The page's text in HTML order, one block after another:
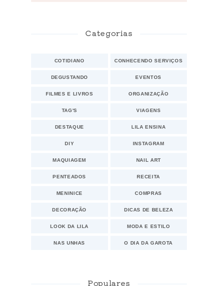
Categorias
COTIDIANO CONHECENDO SERVIÇOS
DEGUSTANDO EVENTOS
FILMES E LIVROS ORGANIZAÇÃO
TAG'S VIAGENS
DESTAQUE LILA ENSINA
DIY INSTAGRAM
MAQUIAGEM NAIL ART
PENTEADOS RECEITA
MENINICE COMPRAS
DECORAÇÃO DICAS DE BELEZA
LOOK DA LILA MODA E ESTILO
NAS UNHAS O DIA DA GAROTA
Populares